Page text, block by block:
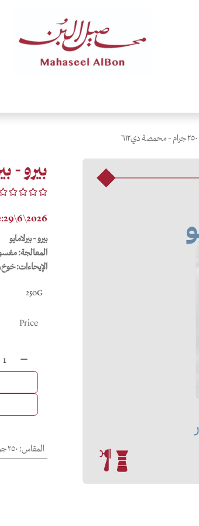
بيرو - بيرلامايو-
بيرو - بيرلامايو
المعالجة:
الإيحاءات:
250G
Price
المقاس: ٢٥٠ جرام